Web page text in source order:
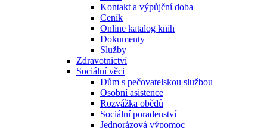
Kontakt a výpůjční doba
Ceník
Online katalog knih
Dokumenty
Služby
Zdravotnictví
Sociální věci
Dům s pečovatelskou službou
Osobní asistence
Rozvážka obědů
Sociální poradenství
Jednorázová výpomoc